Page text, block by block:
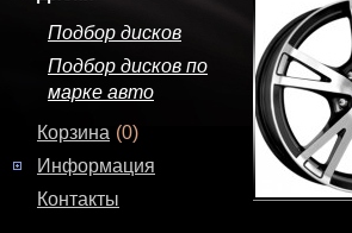
Подбор дисков
Подбор дисков по
марке авто
Корзина (0)
Информация
Контакты